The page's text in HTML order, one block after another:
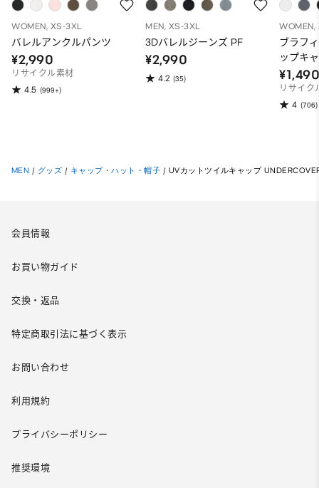
WOMEN, XS-3XL
バレルアンクルパンツ
¥2,990
リサイクル素材
4.5 (999+)
MEN, XS-3XL
3Dバレルジーンズ PF
¥2,990
4.2 (35)
WOMEN,
ブラフ
ップキ
リサイク
4 (706)
MEN / グッズ / キャップ・ハット・帽子 / UVカットツイルキャップ
会員情報
お買い物ガイド
交換・返品
特定商取引法に基づく表示
お問い合わせ
利用規約
プライバシーポリシー
推奨環境